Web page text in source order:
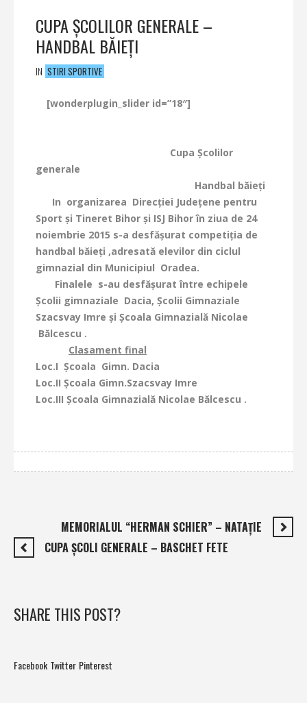
CUPA ŞCOLILOR GENERALE –
HANDBAL BĂIEŢI
IN STIRI SPORTIVE
[wonderplugin_slider id=”18″]
Cupa Şcolilor
generale
Handbal băieţi
In organizarea Direcţiei Judeţene pentru
Sport şi Tineret Bihor şi ISJ Bihorîn ziua de 24
noiembrie 2015 s-a desfăşurat competiţia de
handbal băieţi ,adresată elevilor din ciclul
gimnazial din Municipiul Oradea.
Finalele s-au desfăşurat între echipele
Şcolii gimnaziale Dacia, Şcolii Gimnaziale
Szacsvay Imre şi Şcoala Gimnazială Nicolae
Bălcescu .
Clasament final
Loc.I Şcoala Gimn. Dacia
Loc.II Şcoala Gimn.Szacsvay Imre
Loc.III Şcoala Gimnazială Nicolae Bălcescu .
MEMORIALUL “HERMAN SCHIER” – NATAŢIE
CUPA ŞCOLI GENERALE – BASCHET FETE
SHARE THIS POST?
Facebook Twitter Pinterest